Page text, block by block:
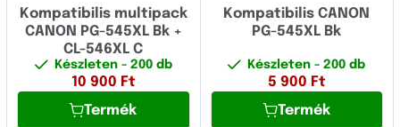
Dymo
Epson
Fullmark
C
CFX
Kompatibilis multipack
CANON PG-545XL Bk +
CL-546XL C
Készleten - 200 db
10 900 Ft
Termék
Kompatibilis CANON
PG-545XL Bk
Készleten- 200 db
5 900 Ft
Termék